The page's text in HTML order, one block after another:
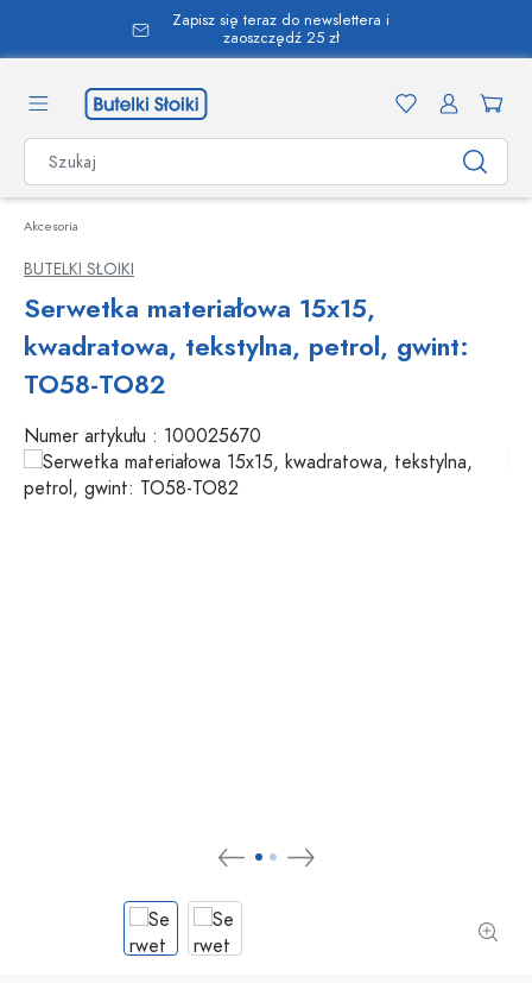
zawartości
Zapisz się teraz do newslettera i
zaoszczędź 25 zł
Akcesoria
BUTELKI SŁOIKI
Serwetka materiałowa 15x15,
kwadratowa, tekstylna, petrol, gwint:
TO58-TO82
Numer artykułu : 100025670